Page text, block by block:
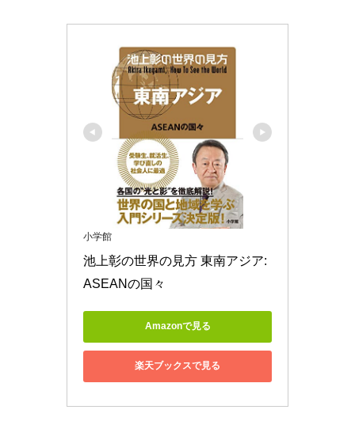
小学館
池上彰の世界の見方 東南アジア:
ASEANの国々
Amazonで見る
楽天ブックスで見る